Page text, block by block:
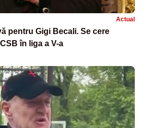
Actual
pentru Gigi Becali. Se cere
în liga a V-a